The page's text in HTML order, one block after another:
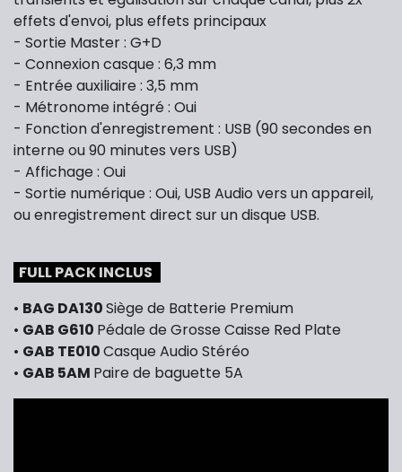
effets d'envoi, plus effets principaux
- Sortie Master : G+D
- Connexion casque : 6,3 mm
- Entrée auxiliaire : 3,5 mm
- Métronome intégré : Oui
- Fonction d'enregistrement : USB (90 secondes en
interne ou 90 minutes vers USB)
- Affichage : Oui
- Sortie numérique : Oui, USB Audio vers un appareil,
ou enregistrement direct sur un disque USB.
FULL PACK INCLUS
• BAG DA130Siège de Batterie Premium
• GAB G610 Pédale de Grosse Caisse Red Plate
• GAB TE010Casque Audio Stéréo
• GAB 5AM Paire de baguette 5A